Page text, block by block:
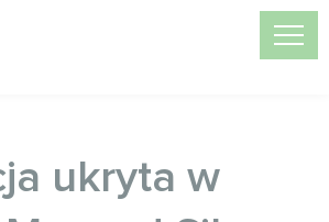
ukryta w